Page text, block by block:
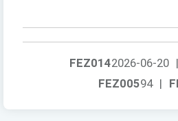
FEZ0142026-06-20 |
FEZ00594 |